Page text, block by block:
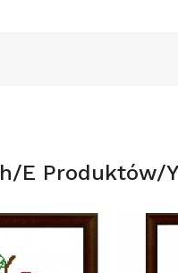
e Produktów/